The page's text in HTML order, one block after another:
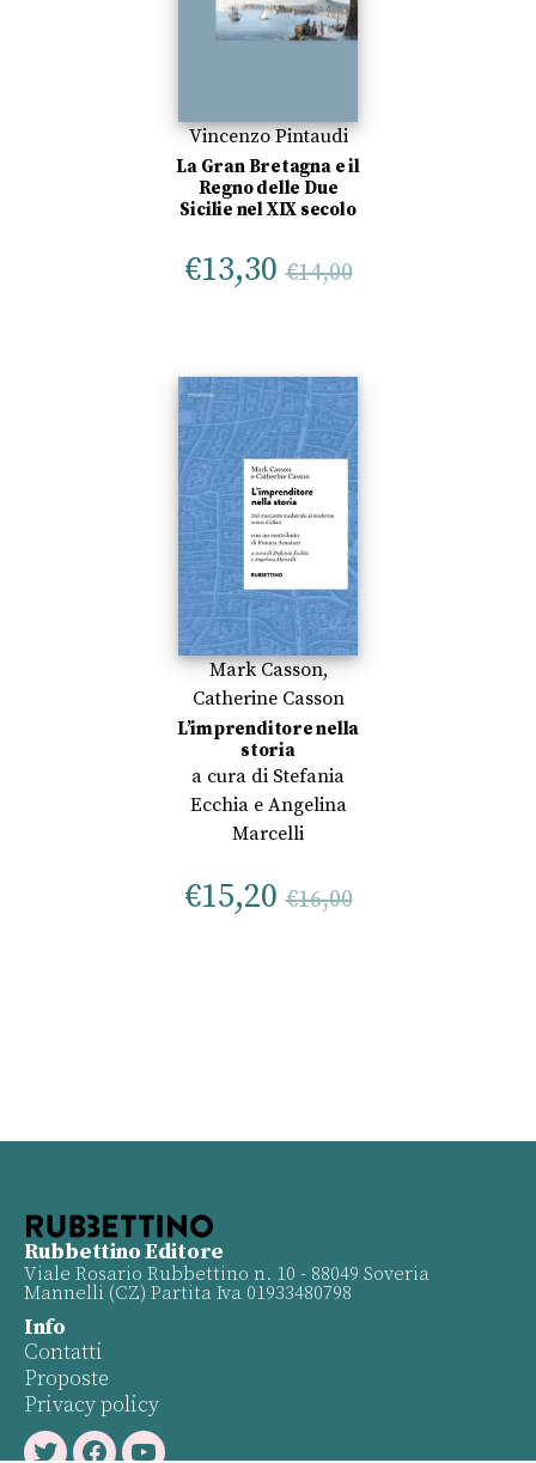
Vincenzo Pintaudi
La Gran Bretagna e il
Regno delle Due
Sicilie nel XIX secolo
€13,30 €14,00
Mark Casson,
Catherine Casson
L’imprenditore nella
storia
a cura di Stefania
Ecchiae Angelina
Marcelli
€15,20 €16,00
Rubbettino Editore
Viale Rosario Rubbettino n. 10 - 88049 Soveria
Mannelli (CZ) Partita Iva 01933480798
Info
Contatti
Proposte
Privacy policy